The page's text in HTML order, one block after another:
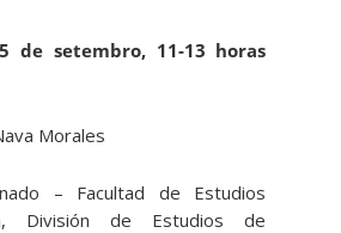
de setembro, 11-13 horas
Morales
– Facultad de Estudios
División de Estudios de